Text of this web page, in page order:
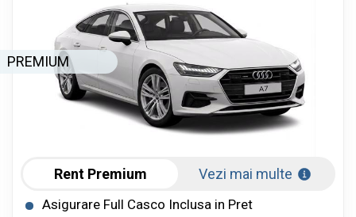
PREMIUM
Rent Premium Vezi mai multe
Asigurare Full Casco Inclusa in Pret